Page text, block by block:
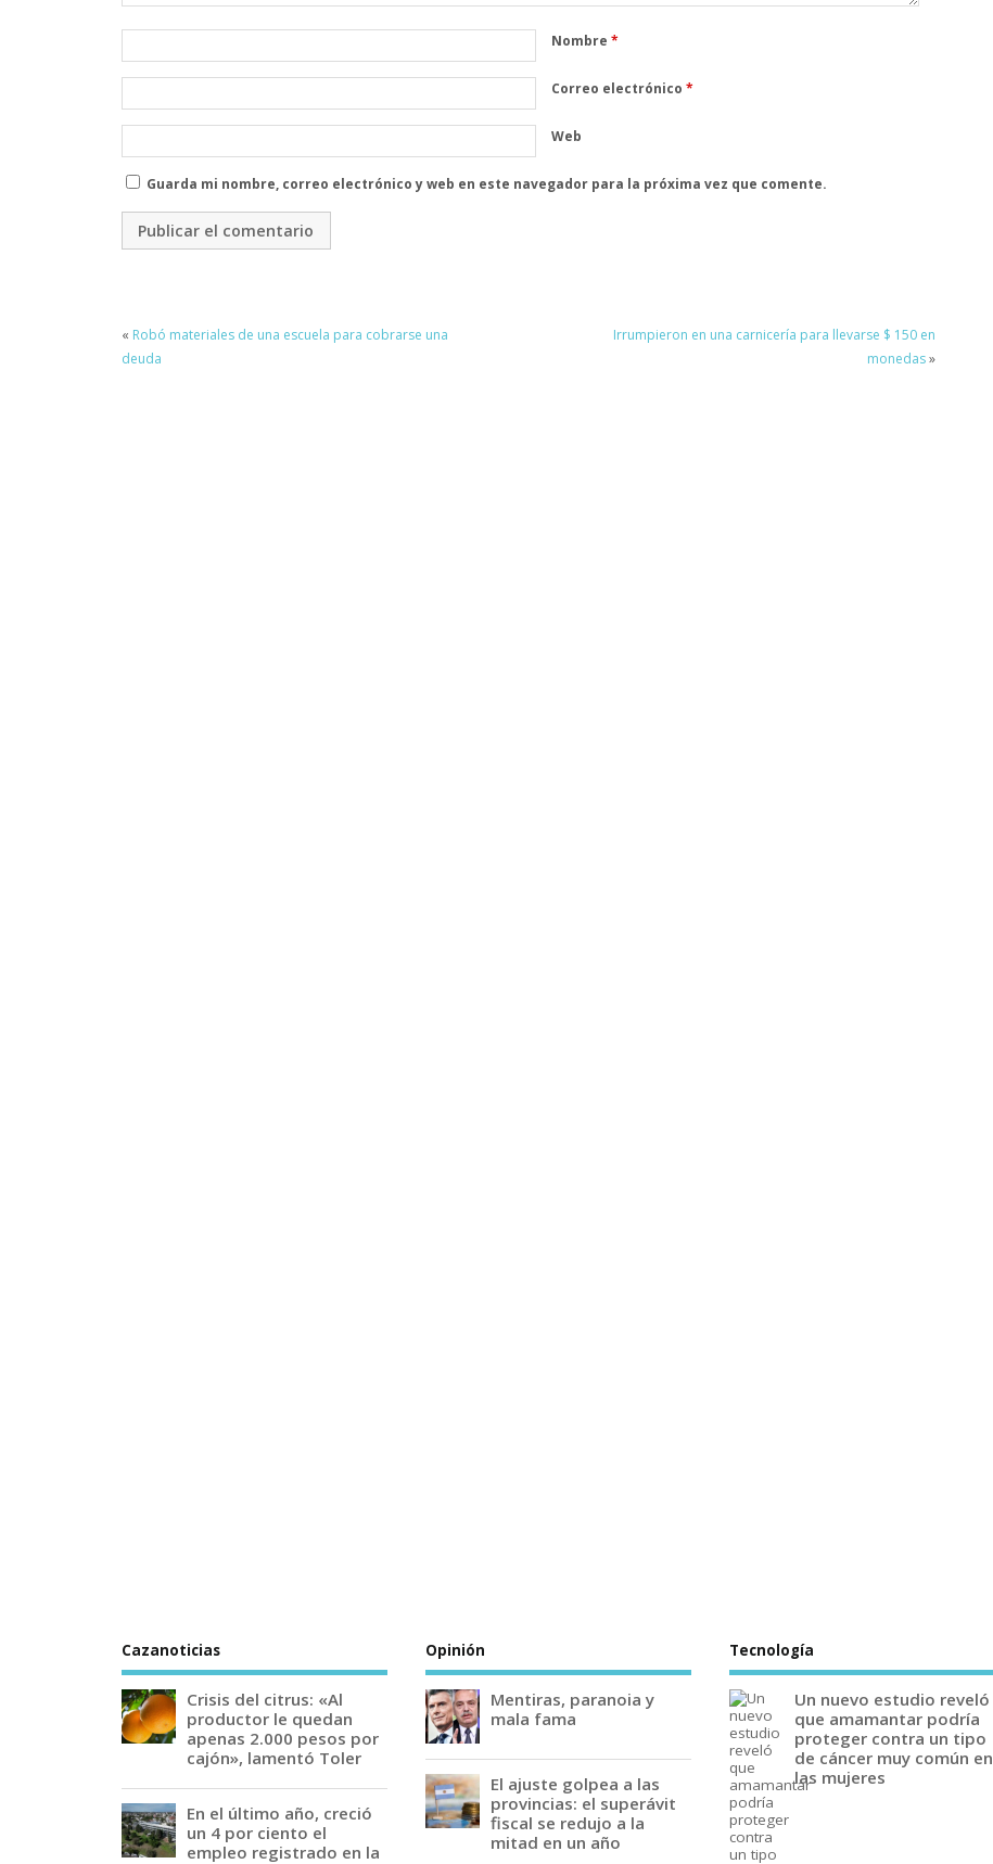
Nombre *
Correo electrónico *
Web
Guarda mi nombre, correo electrónico y web en este navegador para la próxima vez que comente.
« Robó materiales de una escuela para cobrarse una
deuda
Irrumpieron en una carnicería para llevarse $ 150 en
monedas»
Cazanoticias
Crisis del citrus: «Al
productor le quedan
apenas 2.000 pesos por
cajón», lamentó Toler
En el último año, creció
un 4 por ciento el
empleo registrado en la
Opinión
Mentiras, paranoia y
mala fama
El ajuste golpea a las
provincias: el superávit
fiscal se redujo a la
mitad en un año
Tecnología
Un nuevo estudio reveló
que amamantar podría
proteger contra un tipo
de cáncer muy común en
las mujeres